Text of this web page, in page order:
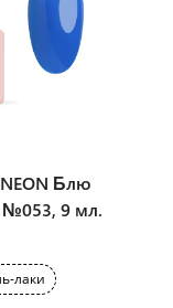
Блю
9 мл.
лаки